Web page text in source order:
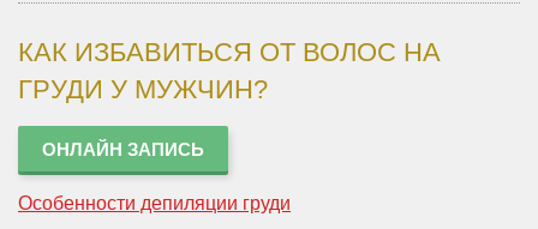
КАК ИЗБАВИТЬСЯ ОТ ВОЛОС НА
ГРУДИ У МУЖЧИН?
ОНЛАЙН ЗАПИСЬ
Особенности депиляции груди